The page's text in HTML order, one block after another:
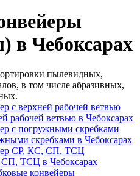
в Чебоксарах
пылевидных,
в том числе абразивных,
рабочей ветвью в Чебоксарах
скребками в Чебоксарах
ТСЦ в Чебоксарах